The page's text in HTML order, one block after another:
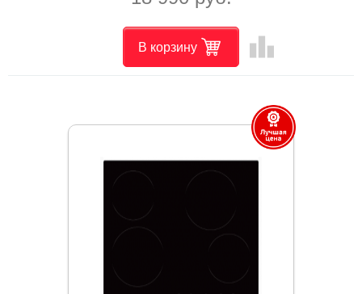
В корзину leaderboard